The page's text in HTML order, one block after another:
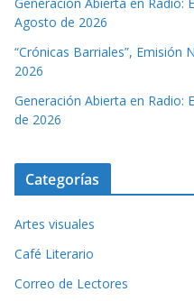
Agosto de 2026
“Crónicas Barriales”, Emisión
2026
Generación Abierta en Radio:
de 2026
Categorías
Artes visuales
Café Literario
Correo de Lectores